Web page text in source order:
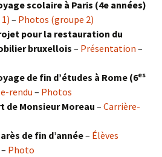
scolaire à Paris (4e années)
– Photos (groupe 2)
pour la restauration du
bruxellois – Présentation –
de fin d’études à Rome (6es
rendu – Photos
de Monsieur Moreau – Carrière-
de fin d’année– Élèves
– Photo